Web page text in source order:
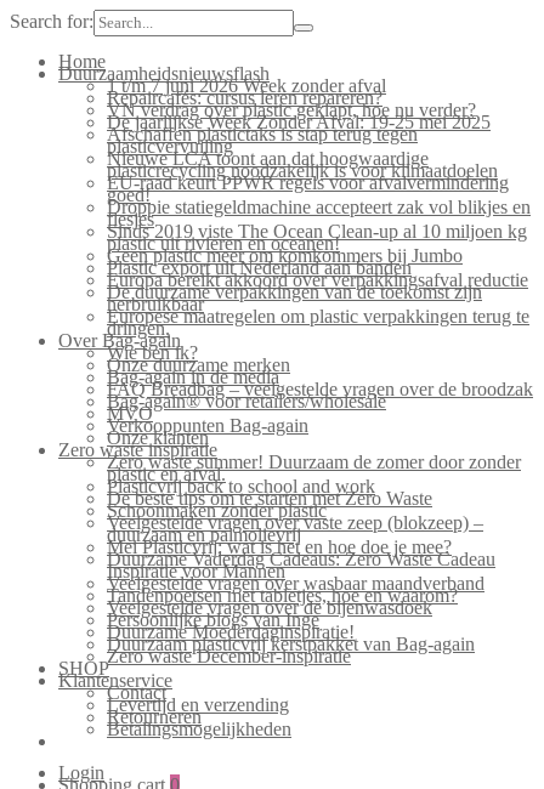
Search for:
Home
Duurzaamheidsnieuwsflash
1 t/m 7 juni 2026 Week zonder afval
Repaircafés: cursus leren repareren?
VN verdrag over plastic geklapt, hoe nu verder?
De jaarlijkse Week Zonder Afval: 19-25 mei 2025
Afschaffen plastictaks is stap terug tegen
plasticvervuiling
Nieuwe LCA toont aan dat hoogwaardige
plasticrecycling noodzakelijk is voor klimaatdoelen
EU-raad keurt PPWR regels voor afvalvermindering
goed!
Droppie statiegeldmachine accepteert zak vol blikjes en
flesjes
Sinds 2019 viste The Ocean Clean-up al 10 miljoen kg
plastic uit rivieren en oceanen!
Geen plastic meer om komkommers bij Jumbo
Plastic export uit Nederland aan banden
Europa bereikt akkoord over verpakkingsafval reductie
De duurzame verpakkingen van de toekomst zijn
herbruikbaar
Europese maatregelen om plastic verpakkingen terug te
dringen.
Over Bag-again
Wie ben ik?
Onze duurzame merken
Bag-again in de media
FAQ Breadbag – veelgestelde vragen over de broodzak
Bag-again® voor retailers/wholesale
MVO
Verkooppunten Bag-again
Onze klanten
Zero waste inspiratie
Zero waste summer! Duurzaam de zomer door zonder
plastic en afval.
Plasticvrij back to school and work
De beste tips om te starten met Zero Waste
Schoonmaken zonder plastic
Veelgestelde vragen over vaste zeep (blokzeep) –
duurzaam en palmolievrij
Mei Plasticvrij: wat is het en hoe doe je mee?
Duurzame Vaderdag Cadeaus: Zero Waste Cadeau
Inspiratie voor Mannen
Veelgestelde vragen over wasbaar maandverband
Tandenpoetsen met tabletjes, hoe en waarom?
Veelgestelde vragen over de bijenwasdoek
Persoonlijke blogs van Inge
Duurzame Moederdaginspiratie!
Duurzaam plasticvrij kerstpakket van Bag-again
Zero waste December-inspiratie
SHOP
Klantenservice
Contact
Levertijd en verzending
Retourneren
Betalingsmogelijkheden
Login
Shopping cart 0